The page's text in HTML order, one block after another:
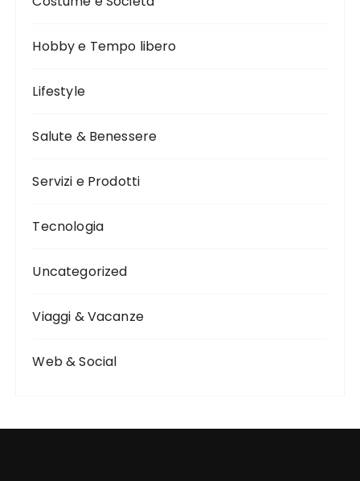
Hobby e Tempo libero
Lifestyle
Salute & Benessere
Servizi e Prodotti
Tecnologia
Uncategorized
Viaggi & Vacanze
Web & Social